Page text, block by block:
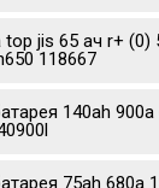
jis 65 ач r+ (0)
118667
140ah 900a
75ah 680a